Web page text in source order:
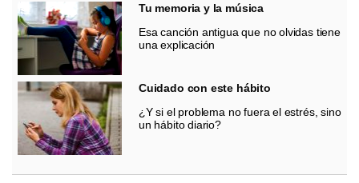
Tu memoria y la música
Esa canción antigua que no olvidas tiene
una explicación
Cuidado con este hábito
¿Y si el problema no fuera el estrés, sino
un hábito diario?